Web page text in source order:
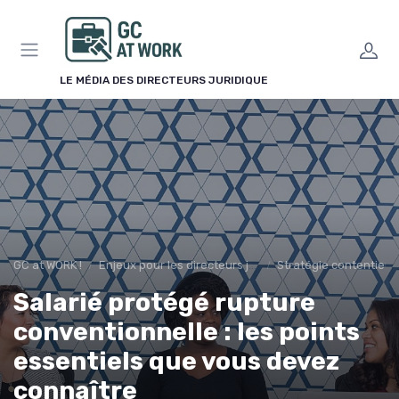
LE MÉDIA DES DIRECTEURS JURIDIQUE
GC at WORK ! Enjeux pour les directeurs juridiques Stratégie
Salarié protégé rupture
conventionnelle : les points
essentiels que vous devez
connaître